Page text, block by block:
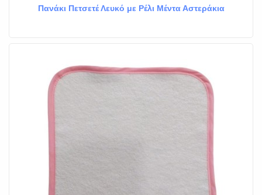
Πανάκι Πετσετέ Λευκό με Ρέλι Μέντα Αστεράκια